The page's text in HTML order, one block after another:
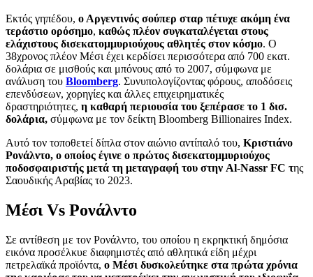
Εκτός γηπέδου, ο Αργεντινός σούπερ σταρ πέτυχε ακόμη ένα
τεράστιο ορόσημο, καθώς πλέον συγκαταλέγεται στους
ελάχιστους δισεκατομμυριούχους αθλητές στον κόσμο. Ο
38χρονος πλέον Μέσι έχει κερδίσει περισσότερα από 700 εκατ.
δολάρια σε μισθούς και μπόνους από το 2007, σύμφωνα με
ανάλυση του Bloomberg. Συνυπολογίζοντας φόρους, αποδόσεις
επενδύσεων, χορηγίες και άλλες επιχειρηματικές
δραστηριότητες, η καθαρή περιουσία του ξεπέρασε το 1 δισ.
δολάρια, σύμφωνα με τον δείκτη Bloomberg Billionaires Index.
Αυτό τον τοποθετεί δίπλα στον αιώνιο αντίπαλό του, Κριστιάνο
Ρονάλντο, ο οποίος έγινε ο πρώτος δισεκατομμυριούχος
ποδοσφαιριστής μετά τη μεταγραφή του στην Al-Nassr FC της
Σαουδικής Αραβίας το 2023.
Μέσι Vs Ρονάλντο
Σε αντίθεση με τον Ρονάλντο, του οποίου η εκρηκτική δημόσια
εικόνα προσέλκυε διαφημιστές από αθλητικά είδη μέχρι
πετρελαϊκά προϊόντα, ο Μέσι δυσκολεύτηκε στα πρώτα χρόνια